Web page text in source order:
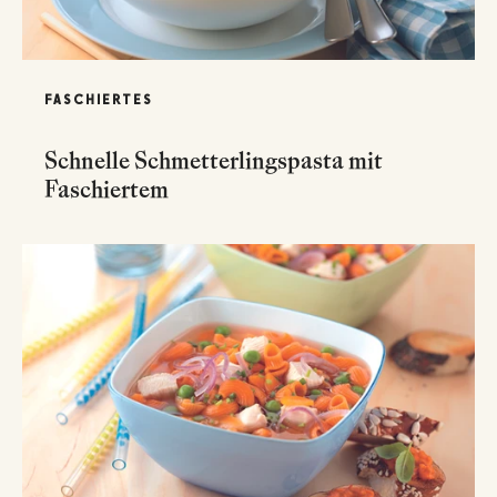
FASCHIERTES
Schnelle Schmetterlingspasta mit
Faschiertem